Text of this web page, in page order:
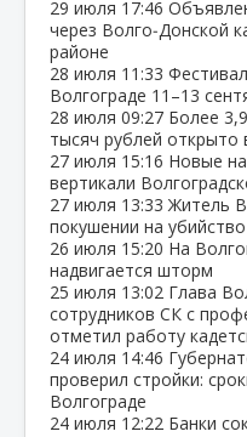
29 июля 17:46
через Волго‑Донской
районе
28 июля 11:33
Волгограде 11–13
28 июля 09:27 Более
тысяч рублей открыто
27 июля 15:16 Новые
вертикали
27 июля 13:33 Житель
покушении на
26 июля 15:20 На
надвигается шторм
25 июля 13:02 Глава
сотрудников СК с
отметил работу
24 июля 14:46
проверил стройки:
Волгограде
24 июля 12:22 Банки